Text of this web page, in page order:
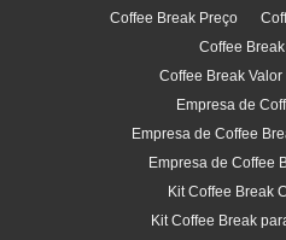
Coffee Break Preço
Coffee
Coffee Break
Empresa de
Empresa de Coffee
Empresa de Coffee
Kit Coffee Break
Kit Coffee Break